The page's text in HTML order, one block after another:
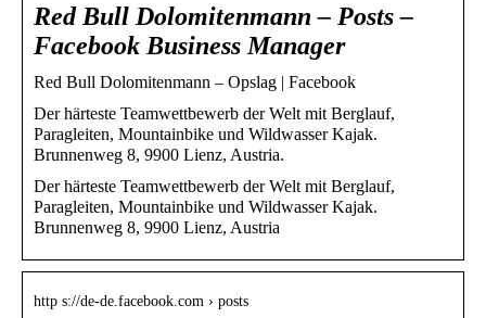
Red Bull Dolomitenmann – Posts –
Facebook Business Manager
Red Bull Dolomitenmann – Opslag | Facebook
Der härteste Teamwettbewerb der Welt mit Berglauf,
Paragleiten, Mountainbike und Wildwasser Kajak.
Brunnenweg 8, 9900 Lienz, Austria.
Der härteste Teamwettbewerb der Welt mit Berglauf,
Paragleiten, Mountainbike und Wildwasser Kajak.
Brunnenweg 8, 9900 Lienz, Austria
http s://de-de.facebook.com › posts